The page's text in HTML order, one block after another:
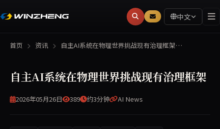
中文
首页 资讯 自主AI系统在物理世界挑战现有治理框架…
自主AI系统在物理世界挑战现有治理框架
2026年05月26日 389 约3分钟 AI News